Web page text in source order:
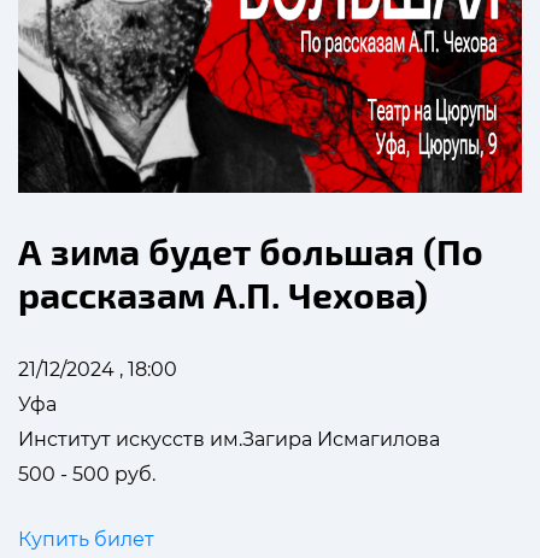
А зима будет большая (По
рассказам А.П. Чехова)
21/12/2024 , 18:00
Уфа
Институт искусств им.Загира Исмагилова
500 - 500 руб.
Купить билет